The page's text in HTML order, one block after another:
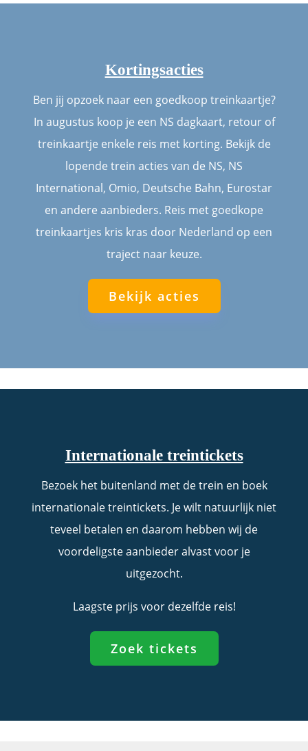
Kortingsacties
Ben jij opzoek naar een goedkoop treinkaartje?
In augustus koop je een NS dagkaart, retour of
treinkaartje enkele reis met korting. Bekijk de
lopende trein acties van de NS, NS
International, Omio, Deutsche Bahn, Eurostar
en andere aanbieders. Reis met goedkope
treinkaartjes kris kras door Nederland op een
traject naar keuze.
Bekijk acties
Internationale treintickets
Bezoek het buitenland met de trein en boek
internationale treintickets. Je wilt natuurlijk niet
teveel betalen en daarom hebben wij de
voordeligste aanbieder alvast voor je
uitgezocht.
Laagste prijs voor dezelfde reis!
Zoek tickets